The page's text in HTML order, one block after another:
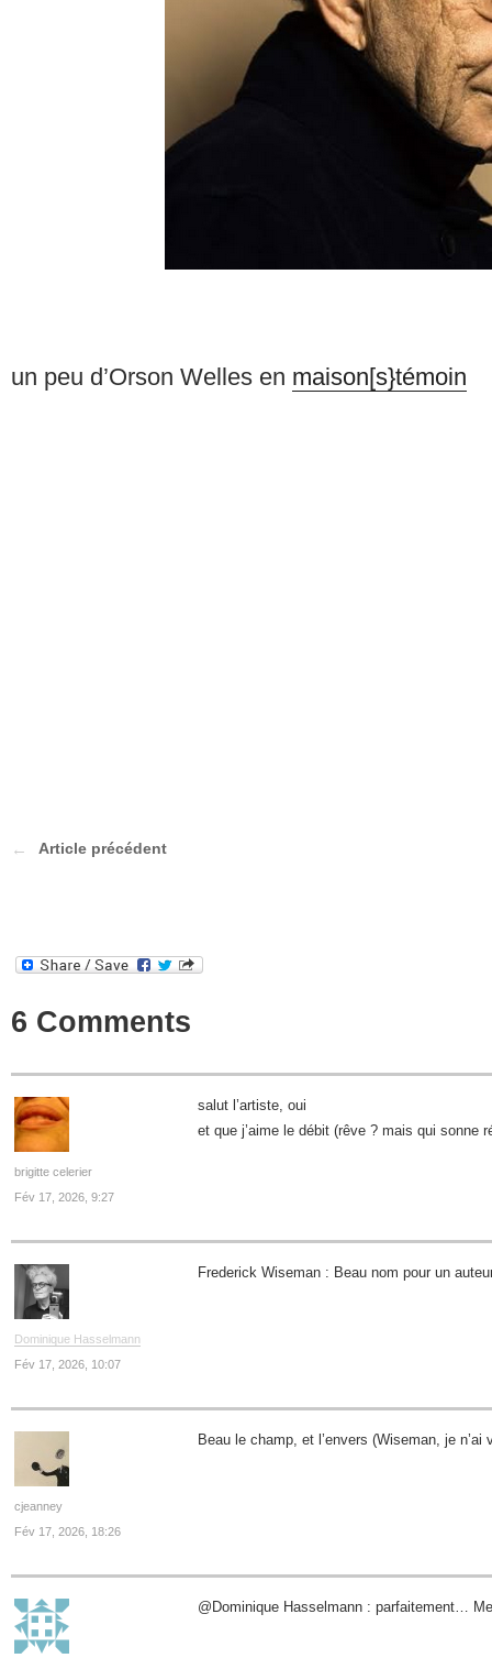
un peu d’Orson Welles en maison[s}témoin
Article précédent
6 Comments
brigitte celerier
Fév 17, 2026, 9:27
salut l’artiste, oui
et que j’aime le débit (rêve ? mais qui sonne
Dominique Hasselmann
Fév 17, 2026, 10:07
Frederick Wiseman : Beau nom pour un
cjeanney
Fév 17, 2026, 18:26
Beau le champ, et l’envers (Wiseman, je
@Dominique Hasselmann : parfaitement…